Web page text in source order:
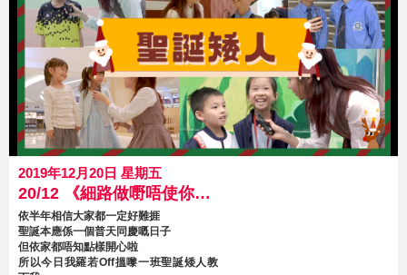
2019年12月20日 星期五
20/12 《細路做嘢唔使你教》 第21集 聖誕矮人
依半年相信大家都一定好難捱
聖誕本應係一個普天同慶嘅日子
但依家都唔知點樣開心啦
所以今日我羅若Off搵嚟一班聖誕矮人教